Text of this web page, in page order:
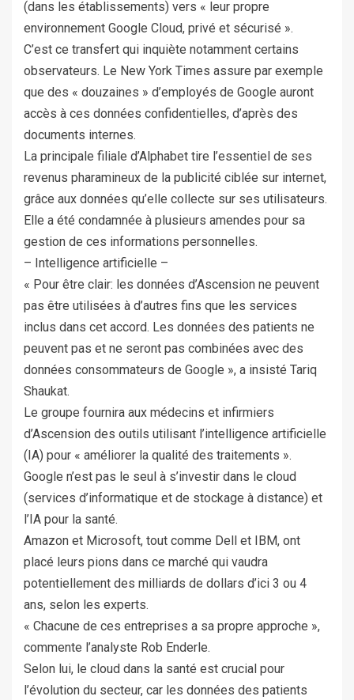
(dans les établissements) vers « leur propre
environnement Google Cloud, privé et sécurisé ».
C’est ce transfert qui inquiète notamment certains
observateurs. Le New York Times assure par exemple
que des « douzaines » d’employés de Google auront
accès à ces données confidentielles, d’après des
documents internes.
La principale filiale d’Alphabet tire l’essentiel de ses
revenus pharamineux de la publicité ciblée sur internet,
grâce aux données qu’elle collecte sur ses utilisateurs.
Elle a été condamnée à plusieurs amendes pour sa
gestion de ces informations personnelles.
– Intelligence artificielle –
« Pour être clair: les données d’Ascension ne peuvent
pas être utilisées à d’autres fins que les services
inclus dans cet accord. Les données des patients ne
peuvent pas et ne seront pas combinées avec des
données consommateurs de Google », a insisté Tariq
Shaukat.
Le groupe fournira aux médecins et infirmiers
d’Ascension des outils utilisant l’intelligence artificielle
(IA) pour « améliorer la qualité des traitements ».
Google n’est pas le seul à s’investir dans le cloud
(services d’informatique et de stockage à distance) et
l’IA pour la santé.
Amazon et Microsoft, tout comme Dell et IBM, ont
placé leurs pions dans ce marché qui vaudra
potentiellement des milliards de dollars d’ici 3 ou 4
ans, selon les experts.
« Chacune de ces entreprises a sa propre approche »,
commente l’analyste Rob Enderle.
Selon lui, le cloud dans la santé est crucial pour
l’évolution du secteur, car les données des patients